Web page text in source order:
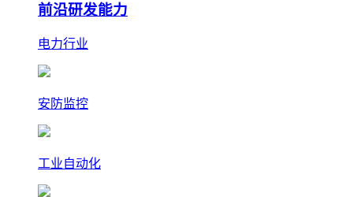
前沿研发能力
电力行业
安防监控
工业自动化